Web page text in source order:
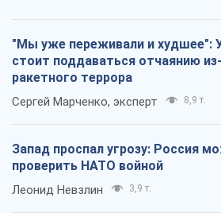
"Мы уже переживали и худшее":
стоит поддаваться отчаянию
ракетного террора
Сергей Марченко, эксперт 8,9 т.
Запад проспал угрозу: Россия
проверить НАТО войной
Леонид Невзлин 3,9 т.